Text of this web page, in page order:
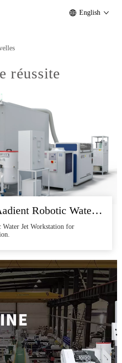
English
réussite
Tête à jet d'eau - Aadient Robotic Water Jet Workstation for Metallographic Weld Inspection
Water Jet Workstation for